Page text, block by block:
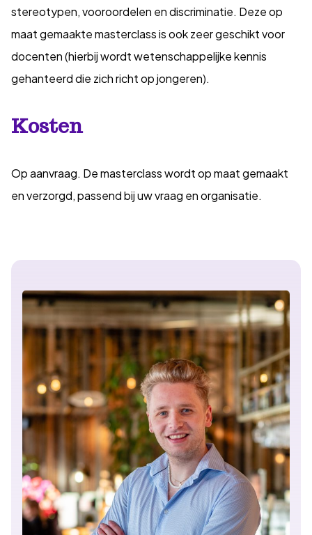
stereotypen, vooroordelen en discriminatie. Deze op
maat gemaakte masterclass is ook zeer geschikt voor
docenten (hierbij wordt wetenschappelijke kennis
gehanteerd die zich richt op jongeren).
Kosten
Op aanvraag. De masterclass wordt op maat gemaakt
en verzorgd, passend bij uw vraag en organisatie.